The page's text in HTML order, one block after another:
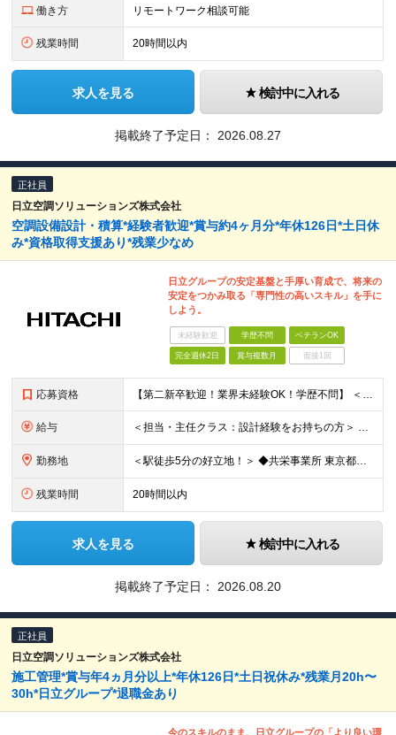
働き方 リモートワーク相談可能
残業時間 20時間以内
求人を見る 検討中に入れる
掲載終了予定日： 2026.08.27
正社員
日立空調ソリューションズ株式会社
空調設備設計・積算*経験者歓迎*賞与約4ヶ月分*年休126日*土日休
み*資格取得支援あり*残業少なめ
日立グループの安定基盤と手厚い育成で、将来の
安定をつかみ取る「専門性の高いスキル」を手に
しよう。
未経験歓迎 学歴不問 ベテランOK
完全週休2日 賞与複数月 面接1回
応募資格 【第二新卒歓迎！業界未経験OK！学歴不問】 ＜必須条件＞ ●Word、Excel等の基本的なPCスキル、普通自動車免許(AT限定可) ●何らかの設計・作図・積算経験をお持ちの方 ★「CADオペレータ
給与 ＜担当・主任クラス：設計経験をお持ちの方＞ 年収：340万円～600万円＋時間外手当＋諸手当 月給：21万円～38万円＋諸手当 ※経験・スキルにより優遇 ※残業代は別途支給します ※賞与：年2回（昨年
勤務地 ＜駅徒歩5分の好立地！＞ ◆共栄事業所 東京都練馬区豊玉北6-15-14 共栄ビル3階 ◆栃木事業所 栃木県宇都宮市下栗1丁目17番1号 ◆大阪事業所 大阪府大阪市中央区久太郎町1丁目4番8号
残業時間 20時間以内
求人を見る 検討中に入れる
掲載終了予定日： 2026.08.20
正社員
日立空調ソリューションズ株式会社
施工管理*賞与年4ヵ月分以上*年休126日*土日祝休み*残業月20h〜
30h*日立グループ*退職金あり
今のスキルのまま、日立グループの「より良い環